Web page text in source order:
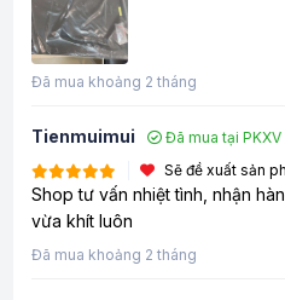
Đã mua khoảng 2 tháng
Tienmuimui
Đã mua tại PKXV
Sẽ đề xuất sản
Shop tư vấn nhiệt tình, nhận
vừa khít luôn
Đã mua khoảng 2 tháng